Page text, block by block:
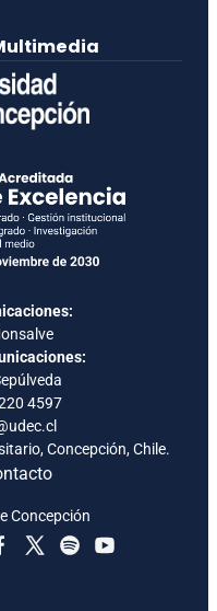
4597
Concepción, Chile.
Concepción